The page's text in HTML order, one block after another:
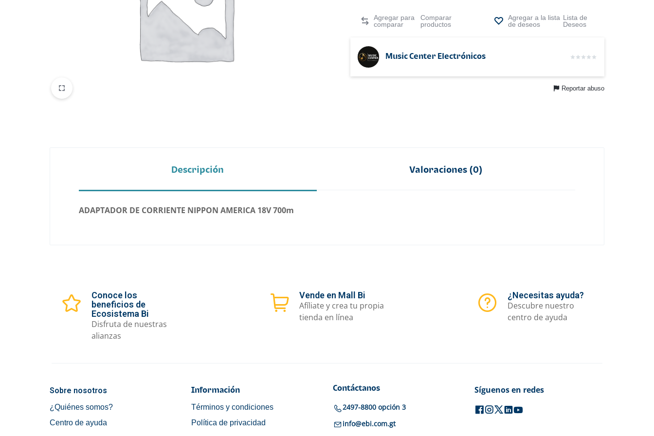
Comparar
productos
Lista de
Deseos
Music Center Electrónicos
Reportar abuso
Descripción Valoraciones (0)
ADAPTADOR DE CORRIENTE NIPPON AMERICA 18V 700m
Conoce los
beneficios de
Ecosistema Bi
Disfruta de nuestras
alianzas
Vende en Mall Bi
Afíliate y crea tu propia
tienda en línea
¿Necesitas ayuda?
Descubre nuestro
centro de ayuda
Sobre nosotros
¿Quiénes somos?
Centro de ayuda
Información
Términos y condiciones
Política de privacidad
Contáctanos
2497-8800 opción 3
info@ebi.com.gt
Síguenos en redes